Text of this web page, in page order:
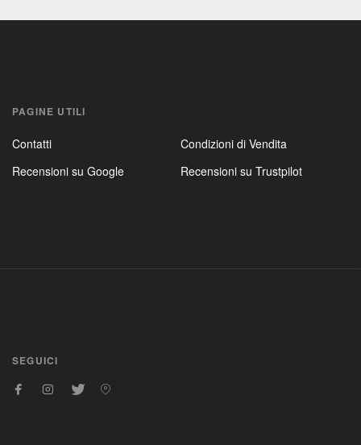
PAGINE UTILI
Contatti
Condizioni di Vendita
Recensioni su Google
Recensioni su Trustpilot
SEGUICI